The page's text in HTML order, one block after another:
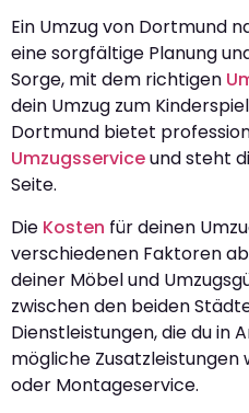
Ein Umzug von Dortmund
eine sorgfältige Planung
Sorge, mit dem richtigen
dein Umzug zum
Dortmund bietet
Umzugsserviceund steht
Seite.
Die Kosten für deinen
verschiedenen Faktoren
deiner Möbel und
zwischen den beiden
Dienstleistungen, die du in
mögliche
oder Montageservice.